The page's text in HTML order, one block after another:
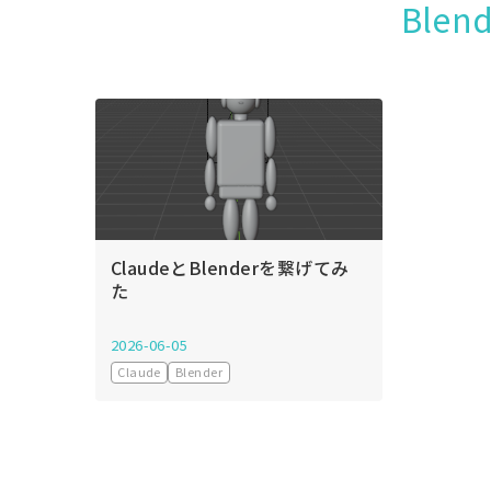
ClaudeとBlenderを繋げてみ
た
2026-06-05
Claude Blender